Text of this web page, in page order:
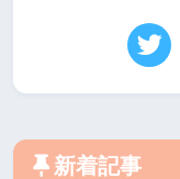
新着記事